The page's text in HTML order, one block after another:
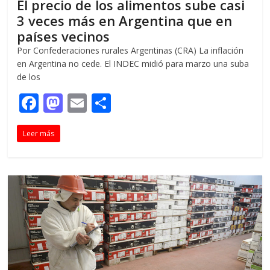
El precio de los alimentos sube casi
3 veces más en Argentina que en
países vecinos
Por Confederaciones rurales Argentinas (CRA) La inflación
en Argentina no cede. El INDEC midió para marzo una suba
de los
F
ac
e
o
o
k
M
o
n
E
ar
ti
r
Leer más